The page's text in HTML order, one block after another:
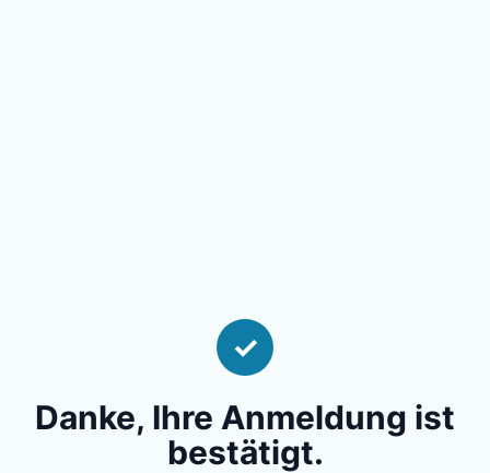
✓
Danke, Ihre Anmeldung ist
bestätigt.